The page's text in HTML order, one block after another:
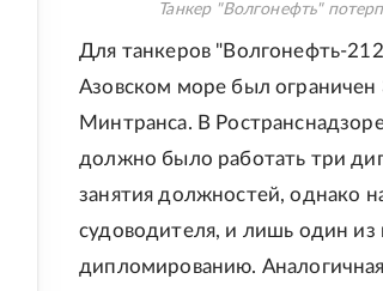
Танкер "Волгонефть"
Для танкеров "Волгонефть-
Азовском море был
Минтранса. В
должно было работать три
занятия должностей, однако
судоводителя, и лишь один из
дипломированию.